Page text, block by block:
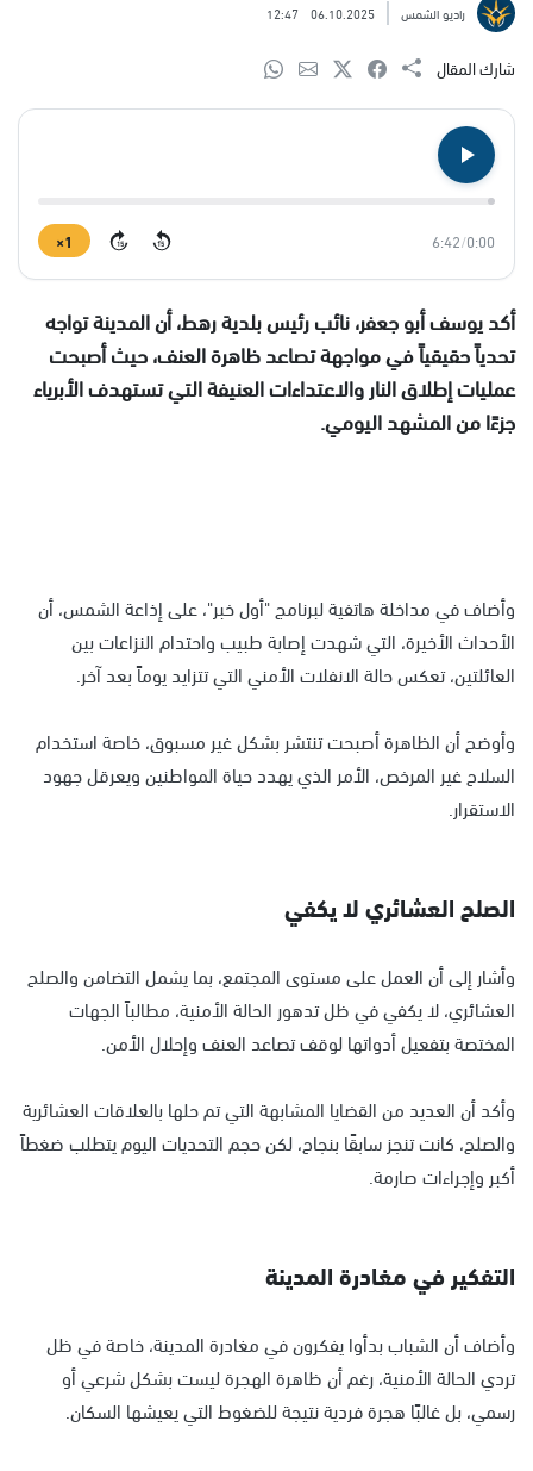
راديو الشمس 06.10.2025
12:47
شارك المقال
0:00
/
6:42
15
15
1×
أكد يوسف أبو جعفر، نائب رئيس بلدية رهط، أن المدينة تواجه
تحدياً حقيقياً في مواجهة تصاعد ظاهرة العنف، حيث أصبحت
عمليات إطلاق النار والاعتداءات العنيفة التي تستهدف الأبرياء
جزءًا من المشهد اليومي.
وأضاف في مداخلة هاتفية لبرنامج "أول خبر"، على إذاعة الشمس، أن
الأحداث الأخيرة، التي شهدت إصابة طبيب واحتدام النزاعات بين
العائلتين، تعكس حالة الانفلات الأمني التي تتزايد يوماً بعد آخر.
وأوضح أن الظاهرة أصبحت تنتشر بشكل غير مسبوق، خاصة استخدام
السلاح غير المرخص، الأمر الذي يهدد حياة المواطنين ويعرقل جهود
الاستقرار.
الصلح العشائري لا يكفي
وأشار إلى أن العمل على مستوى المجتمع، بما يشمل التضامن والصلح
العشائري، لا يكفي في ظل تدهور الحالة الأمنية، مطالباً الجهات
المختصة بتفعيل أدواتها لوقف تصاعد العنف وإحلال الأمن.
وأكد أن العديد من القضايا المشابهة التي تم حلها بالعلاقات العشائرية
والصلح، كانت تنجز سابقًا بنجاح، لكن حجم التحديات اليوم يتطلب ضغطاً
أكبر وإجراءات صارمة.
التفكير في مغادرة المدينة
وأضاف أن الشباب بدأوا يفكرون في مغادرة المدينة، خاصة في ظل
تردي الحالة الأمنية، رغم أن ظاهرة الهجرة ليست بشكل شرعي أو
رسمي، بل غالبًا هجرة فردية نتيجة للضغوط التي يعيشها السكان.